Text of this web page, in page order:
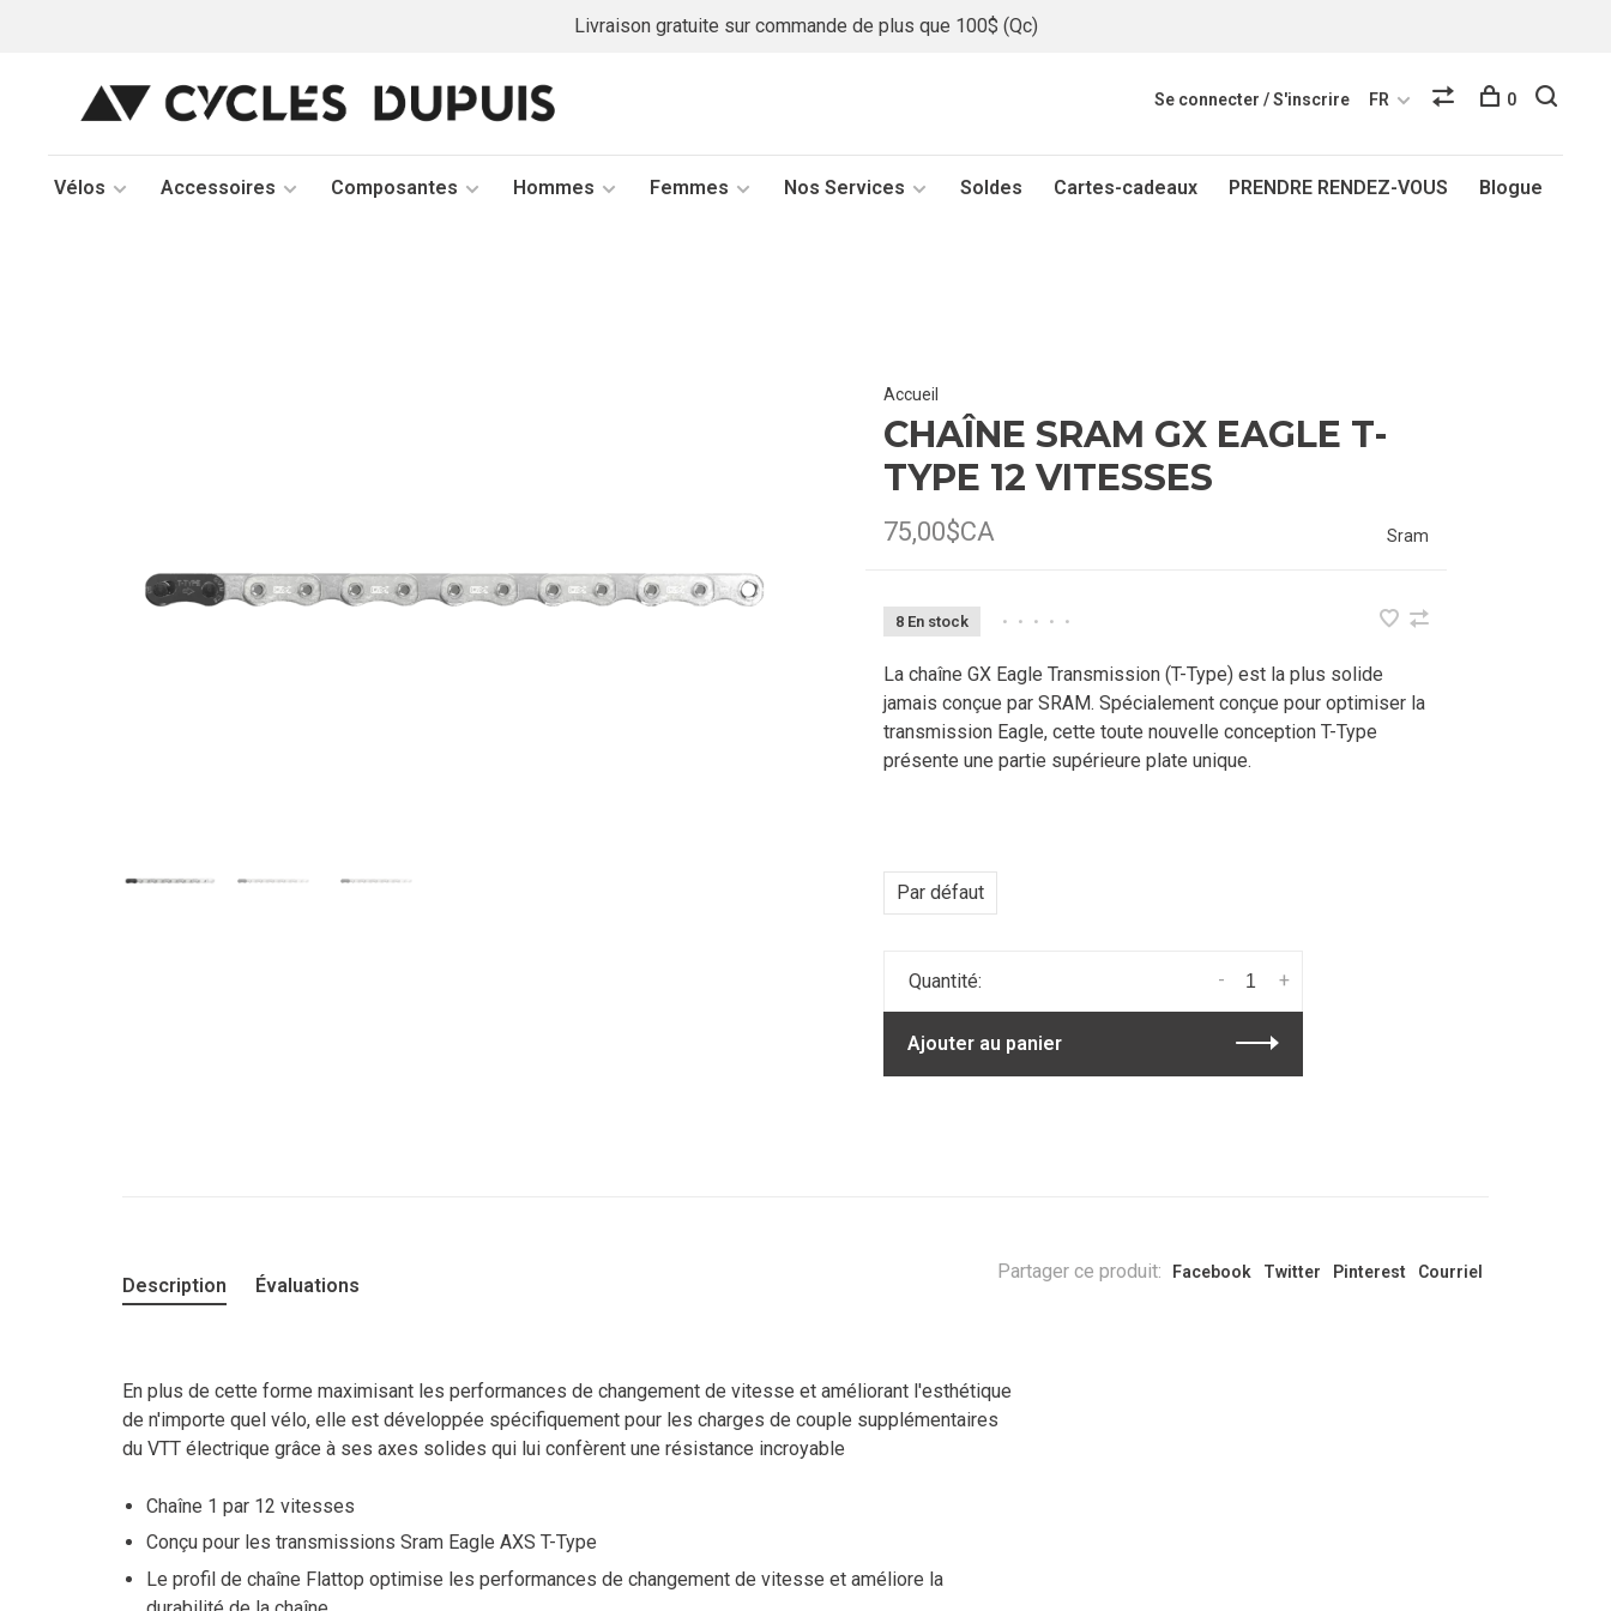
Livraison gratuite sur commande de plus que 100$ (Qc)
Vélos Accessoires Composantes Hommes Femmes Nos Services Soldes Cartes-cadeaux PRENDRE RENDEZ-VOUS Blogue
Se connecter / S'inscrire FR 0
Accueil
CHAÎNE SRAM GX EAGLE T-
TYPE 12 VITESSES
75,00$CA Sram
8 En stock • • • • •
La chaîne GX Eagle Transmission (T-Type) est la plus solide
jamais conçue par SRAM. Spécialement conçue pour optimiser la
transmission Eagle, cette toute nouvelle conception T-Type
présente une partie supérieure plate unique.
Par défaut
Quantité: +
-
Ajouter au panier
Partager ce produit: Facebook Twitter Pinterest Courriel
Description Évaluations
En plus de cette forme maximisant les performances de changement de vitesse et améliorant l'esthétique
de n'importe quel vélo, elle est développée spécifiquement pour les charges de couple supplémentaires
du VTT électrique grâce à ses axes solides qui lui confèrent une résistance incroyable
Chaîne 1 par 12 vitesses
Conçu pour les transmissions Sram Eagle AXS T-Type
Le profil de chaîne Flattop optimise les performances de changement de vitesse et améliore la